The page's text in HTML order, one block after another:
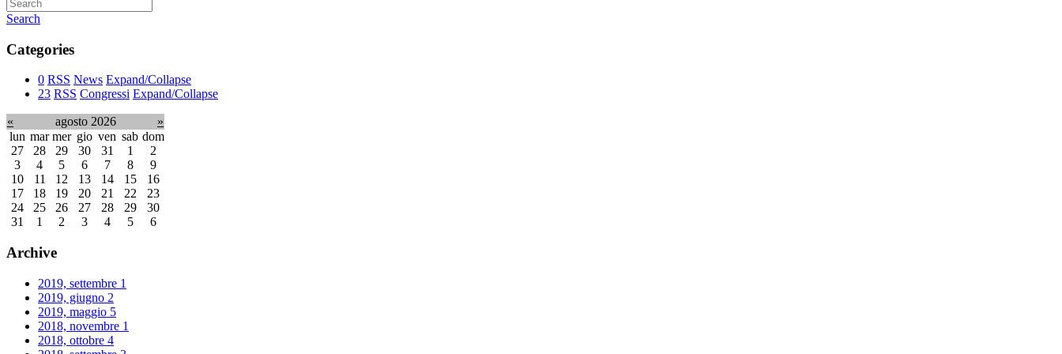
Search
Categories
0 RSS News Expand/Collapse
23 RSS Congressi Expand/Collapse
« agosto 2026
»
lun mar mer gio ven sab dom
27
28 29 30 31 1
2
3
4 5 6 7 8
9
10
11 12 13 14 15
16
17
18 19 20 21 22
23
24
25 26 27 28 29
30
31
1 2 3 4 5 6
Archive
2019, settembre 1
2019, giugno 2
2019, maggio 5
2018, novembre 1
2018, ottobre 4